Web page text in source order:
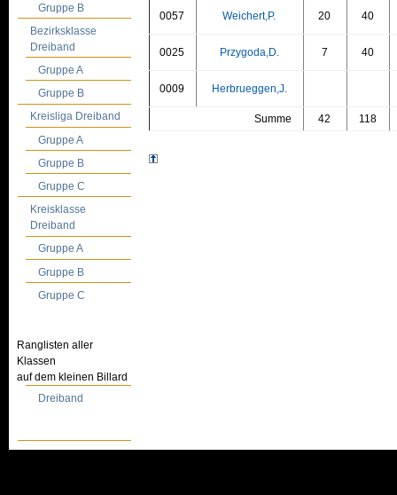
Gruppe B
Bezirksklasse
Dreiband
Gruppe A
Gruppe B
Kreisliga Dreiband
Gruppe A
Gruppe B
Gruppe C
Kreisklasse
Dreiband
Gruppe A
Gruppe B
Gruppe C
Ranglisten aller
Klassen
auf dem kleinen Billard
Dreiband
0057 Weichert,P. 20 40
0025 Przygoda,D. 7 40
0009 Herbrueggen,J.
Summe 42 118